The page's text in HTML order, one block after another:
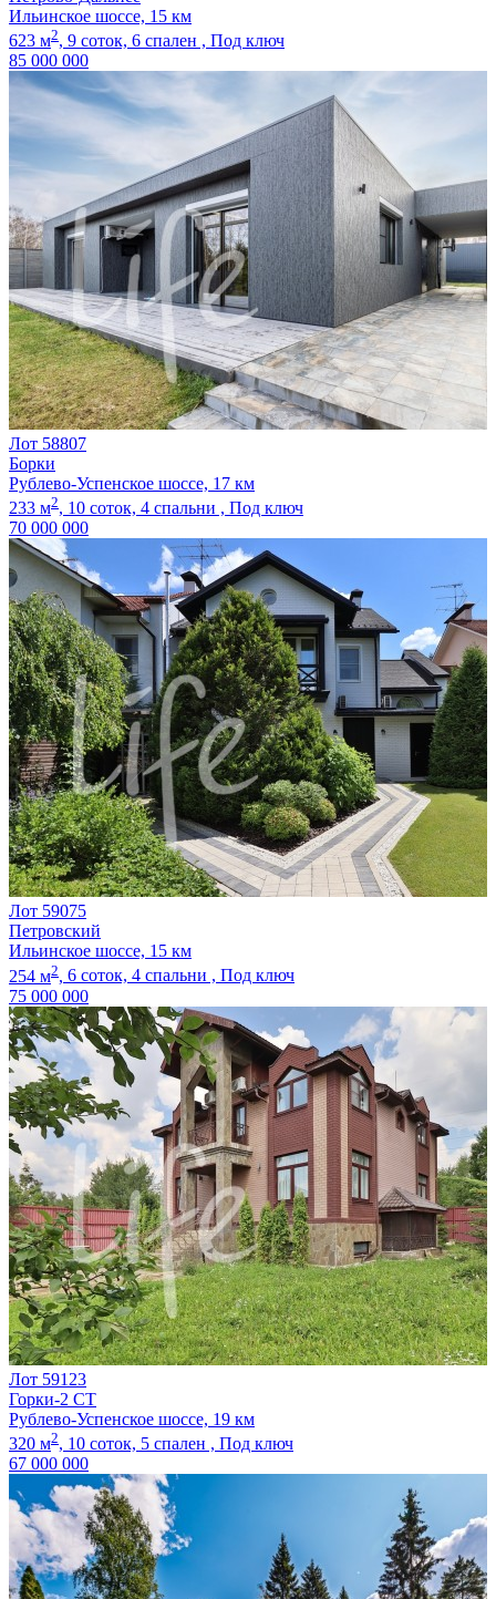
Ильинское шоссе, 15 км
623 м2, 9 соток, 6 спален , Под ключ
85 000 000
Лот 58807
Борки
Рублево-Успенское шоссе, 17 км
233 м2, 10 соток, 4 спальни , Под ключ
70 000 000
Лот 59075
Петровский
Ильинское шоссе, 15 км
254 м2, 6 соток, 4 спальни , Под ключ
75 000 000
Лот 59123
Горки-2 СТ
Рублево-Успенское шоссе, 19 км
320 м2, 10 соток, 5 спален , Под ключ
67 000 000